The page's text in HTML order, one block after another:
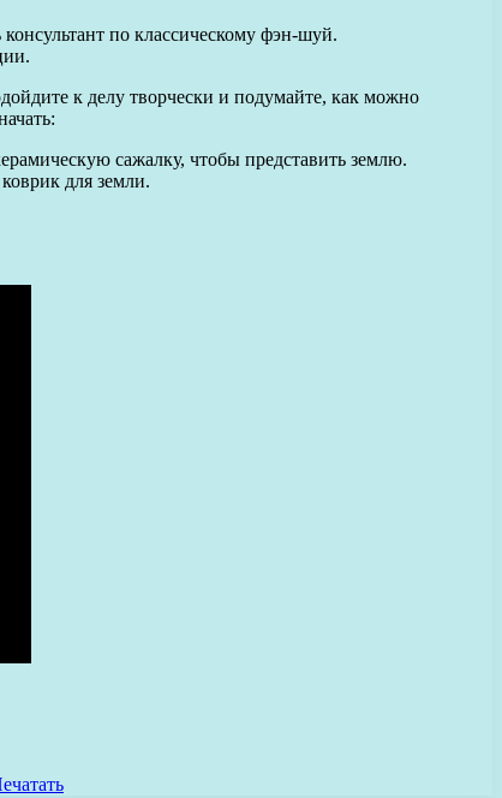
по классическому фэн-шуй.
к делу творчески и подумайте, как можно
сажалку, чтобы представить землю.
для земли.